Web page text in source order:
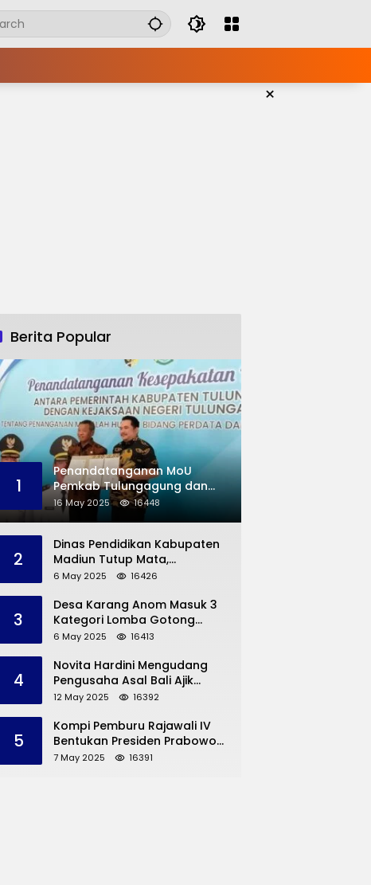
×
Berita Popular
1
Penandatanganan MoU
Pemkab Tulungagung dan
Kejaksaan Negeri
16 May 2025 16448
2
Dinas Pendidikan Kabupaten
Madiun Tutup Mata,
Bangunan SD Roboh Kades
Dana Pribadi
6 May 2025 16426
3
Desa Karang Anom Masuk 3
Kategori Lomba Gotong
Royong Provinsi Jatim, Ini
Trenggalek
6 May 2025 16413
4
Novita Hardini Mengudang
Pengusaha Asal Bali Ajik
Krisna, Berbagi Ilmu
dan UMKM Trenggalek
12 May 2025 16392
5
Kompi Pemburu Rajawali IV
Bentukan Presiden Prabowo
Reuni
7 May 2025 16391